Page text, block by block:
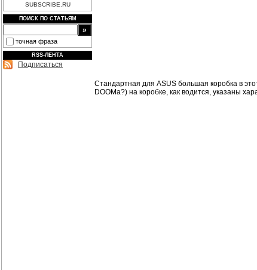
SUBSCRIBE.RU
ПОИСК ПО СТАТЬЯМ
точная фраза
RSS-ЛЕНТА
Подписаться
Стандартная для ASUS большая коробка в
DOOMa?) на коробке, как водится, указаны